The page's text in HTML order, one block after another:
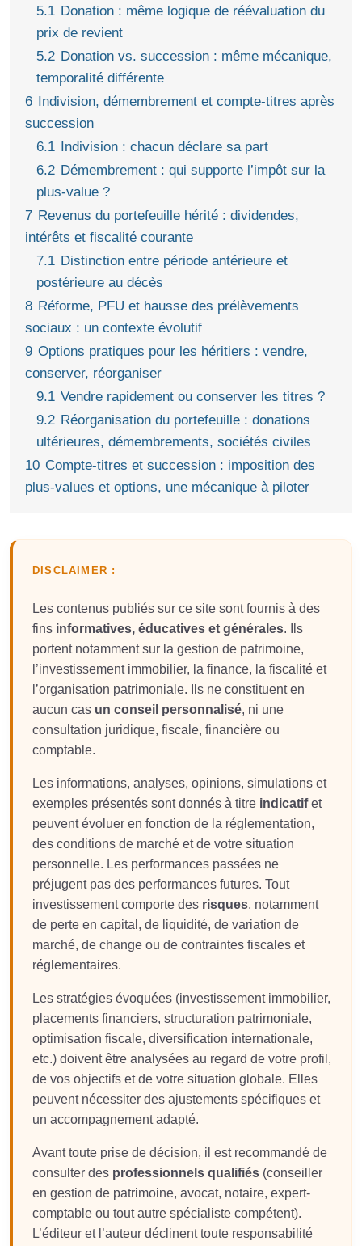
5.1 Donation : même logique de réévaluation du
prix de revient
5.2 Donation vs. succession : même mécanique,
temporalité différente
6 Indivision, démembrement et compte-titres après
succession
6.1 Indivision : chacun déclare sa part
6.2 Démembrement : qui supporte l’impôt sur la
plus-value ?
7 Revenus du portefeuille hérité : dividendes,
intérêts et fiscalité courante
7.1 Distinction entre période antérieure et
postérieure au décès
8 Réforme, PFU et hausse des prélèvements
sociaux : un contexte évolutif
9 Options pratiques pour les héritiers : vendre,
conserver, réorganiser
9.1 Vendre rapidement ou conserver les titres ?
9.2 Réorganisation du portefeuille : donations
ultérieures, démembrements, sociétés civiles
10 Compte-titres et succession : imposition des
plus-values et options, une mécanique à piloter
DISCLAIMER :
Les contenus publiés sur ce site sont fournis à des
fins informatives, éducatives et générales. Ils
portent notamment sur la gestion de patrimoine,
l’investissement immobilier, la finance, la fiscalité et
l’organisation patrimoniale. Ils ne constituent en
aucun cas un conseil personnalisé, ni une
consultation juridique, fiscale, financière ou
comptable.
Les informations, analyses, opinions, simulations et
exemples présentés sont donnés à titre indicatifet
peuvent évoluer en fonction de la réglementation,
des conditions de marché et de votre situation
personnelle. Les performances passées ne
préjugent pas des performances futures. Tout
investissement comporte des risques, notamment
de perte en capital, de liquidité, de variation de
marché, de change ou de contraintes fiscales et
réglementaires.
Les stratégies évoquées (investissement immobilier,
placements financiers, structuration patrimoniale,
optimisation fiscale, diversification internationale,
etc.) doivent être analysées au regard de votre profil,
de vos objectifs et de votre situation globale. Elles
peuvent nécessiter des ajustements spécifiques et
un accompagnement adapté.
Avant toute prise de décision, il est recommandé de
consulter des professionnels qualifiés (conseiller
en gestion de patrimoine, avocat, notaire, expert-
comptable ou tout autre spécialiste compétent).
L’éditeur et l’auteur déclinent toute responsabilité